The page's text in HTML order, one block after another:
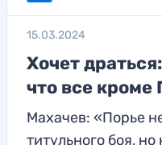
15.03.2024
Хочет
что все кроме
Махачев: «Порье
титульного боя,